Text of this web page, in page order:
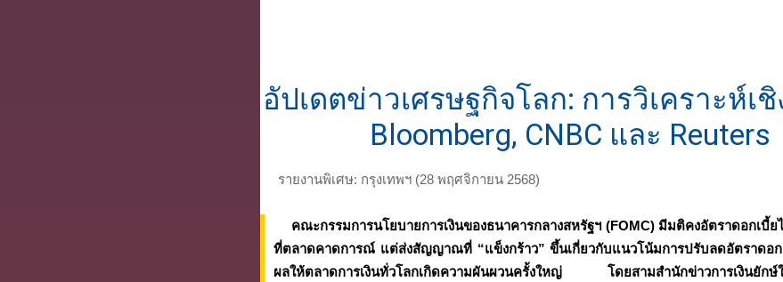
อัปเดตข่าวเศรษฐกิจโลก: การวิเคราะห์เ
Bloomberg, CNBC และ Reuters
รายงานพิเศษ: กรุงเทพฯ (28 พฤศจิกายน 2568)
คณะกรรมการนโยบายการเงินของธนาคารกลางสหรัฐฯ (FOMC) มีมติคงอัตราดอกเบี้ย
ที่ตลาดคาดการณ์ แต่ส่งสัญญาณที่ “แข็งกร้าว” ขึ้นเกี่ยวกับแนวโน้มการปรับลดอัตราดอก
ผลให้ตลาดการเงินทั่วโลกเกิดความผันผวนครั้งใหญ่ โดยสามสำนักข่าวการเงินยักษ์